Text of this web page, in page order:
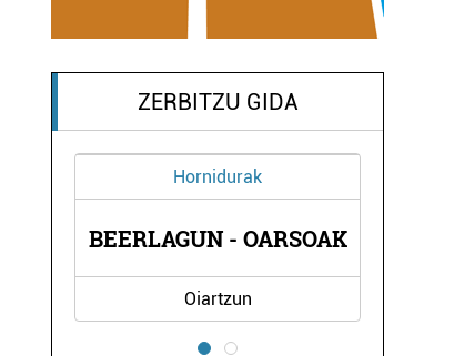
ZERBITZU GIDA
Hornidurak
BEERLAGUN - OARSOAK
Oiartzun